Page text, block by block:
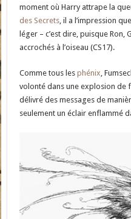
moment où Harry attrape la
des Secrets, il a l’impression
léger – c’est dire, puisque Ron,
accrochés à l’oiseau (CS17).
Comme tous lesphénix,
volonté dans une explosion de
délivré des messages de
seulement un éclair enflammé